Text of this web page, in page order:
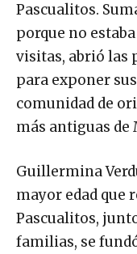
Pascualitos.
porque no
visitas, abrió las
para exponer
comunidad de
más antiguas de
Guillermina
mayor edad que
Pascualitos,
familias, se